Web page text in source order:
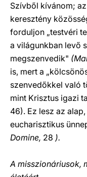
Szívből kívánom;
keresztény
forduljon „testvéri
a világunkban levő
megszenvedik"
is, mert a
szenvedőkkel való
mint Krisztus igazi
46). Ez lesz az
eucharisztikus
Domine, 28 ).
A misszionáriusok,